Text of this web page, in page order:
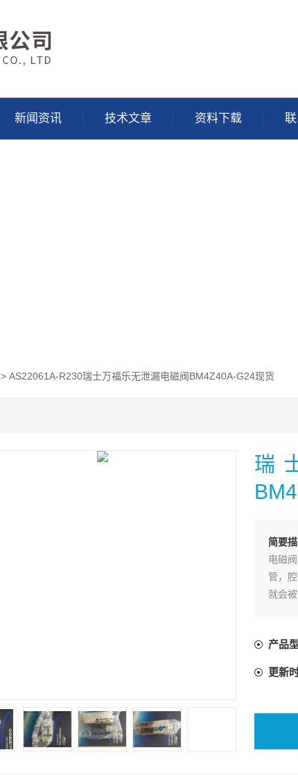
新闻资讯 技术文章 资料下载 联
> AS22061A-R230瑞士万福乐无泄漏电磁阀BM4Z40A-G24现货
瑞
简要描
电磁
管，
就会
装置。
产品
更新